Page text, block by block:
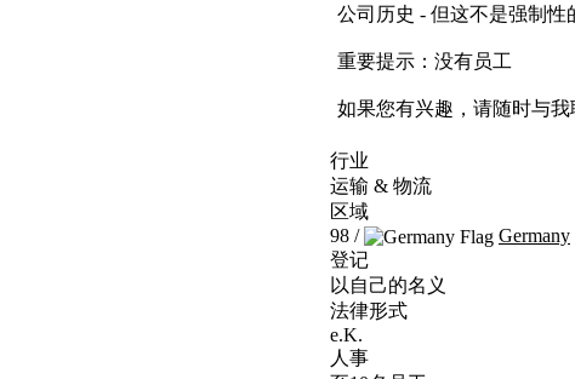
公司历史 - 但这不是强制性
重要提示：没有员工
如果您有兴趣，请随时与我
行业
运输 & 物流
区域
98 /
Germany
登记
以自己的名义
法律形式
e.K.
人事